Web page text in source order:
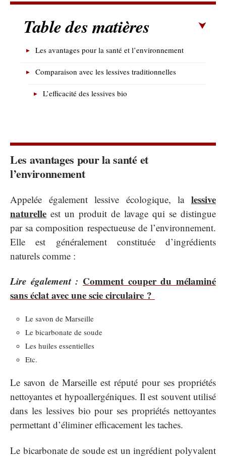
Table des matières
Les avantages pour la santé et l’environnement
Comparaison avec les lessives traditionnelles
L’efficacité des lessives bio
Les avantages pour la santé et
l’environnement
Appelée également lessive écologique, la lessive
naturelle est un produit de lavage qui se distingue
par sa composition respectueuse de l’environnement.
Elle est généralement constituée d’ingrédients
naturels comme :
Lire également : Comment couper du mélaminé
sans éclat avec une scie circulaire ?
Le savon de Marseille
Le bicarbonate de soude
Les huiles essentielles
Etc.
Le savon de Marseille est réputé pour ses propriétés
nettoyantes et hypoallergéniques. Il est souvent utilisé
dans les lessives bio pour ses propriétés nettoyantes
permettant d’éliminer efficacement les taches.
Le bicarbonate de soude est un ingrédient polyvalent